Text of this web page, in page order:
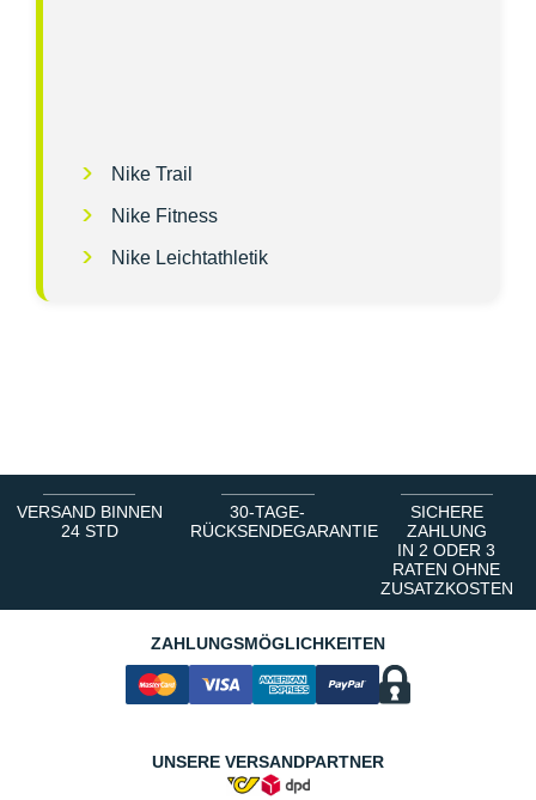
Nike Trail
Nike Fitness
Nike Leichtathletik
VERSAND BINNEN
24 STD
30-TAGE-
RÜCKSENDEGARANTIE
SICHERE
ZAHLUNG
IN 2 ODER 3
RATEN OHNE
ZUSATZKOSTEN
ZAHLUNGSMÖGLICHKEITEN
UNSERE VERSANDPARTNER